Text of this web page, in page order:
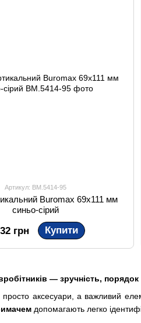
— зручність,
аксесуари, а важливий
допомагають легко
Артикул: BM.5414-95
Buromax 69х111 мм
синьо-сірий
грн Купити